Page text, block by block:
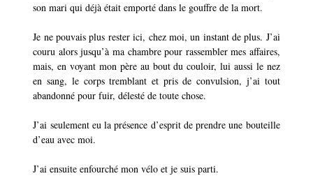
son mari qui déjà était emporté dans le gouffre de la mort.
Je ne pouvais plus rester ici, chez moi, un instant de plus. J’ai
couru alors jusqu’à ma chambre pour rassembler mes affaires,
mais, en voyant mon père au bout du couloir, lui aussi le nez
en sang, le corps tremblant et pris de convulsion, j’ai tout
abandonné pour fuir, délesté de toute chose.
J’ai seulement eu la présence d’esprit de prendre une bouteille
d’eau avec moi.
J’ai ensuite enfourché mon vélo et je suis parti.